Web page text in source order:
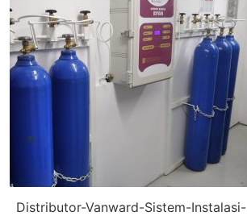
Distributor-Vanward-Sistem-Instalasi-